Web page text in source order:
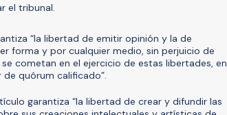
el tribunal.
“la libertad de emitir opinión y la de
forma y por cualquier medio, sin perjuicio de
cometan en el ejercicio de estas libertades, en
quórum calificado”.
garantiza “la libertad de crear y difundir las